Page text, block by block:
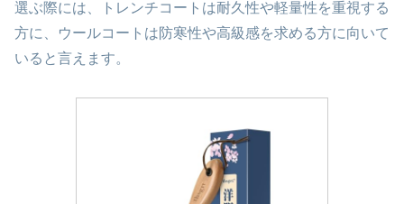
選ぶ際には、トレンチコートは耐久性や軽量性を重視する
方に、ウールコートは防寒性や高級感を求める方に向いて
いると言えます。